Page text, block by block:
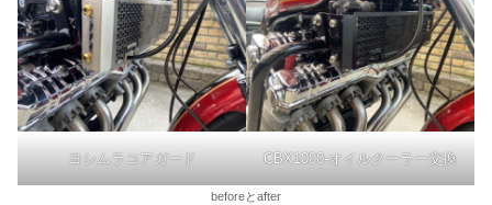
ヨシムラコアガード CBX1000-オイルクーラー交換
beforeとafter